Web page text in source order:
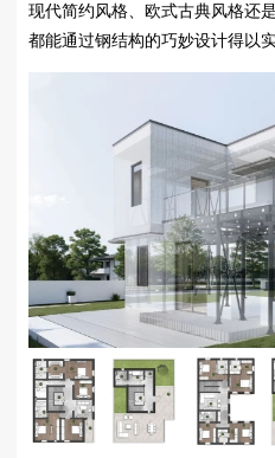
现代简约风格、欧式古典风格还
都能通过钢结构的巧妙设计得以实